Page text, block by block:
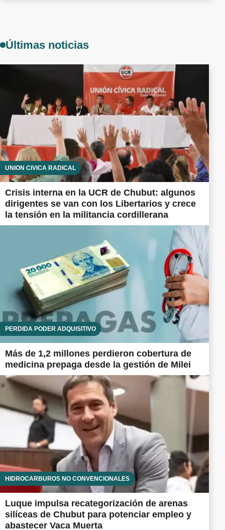
Últimas noticias
UNIÓN CÍVICA RADICAL
Crisis interna en la UCR de Chubut: algunos
dirigentes se van con los Libertarios y crece
la tensión en la militancia cordillerana
PÉRDIDA PODER ADQUISITIVO
Más de 1,2 millones perdieron cobertura de
medicina prepaga desde la gestión de Milei
HIDROCARBUROS NO CONVENCIONALES
Luque impulsa recategorización de arenas
silíceas de Chubut para potenciar empleo y
abastecer Vaca Muerta